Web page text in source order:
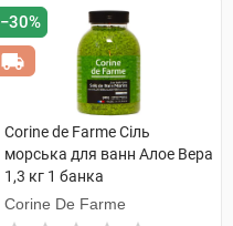
−30%
Corine de Farme Сіль
морська для ванн Алое Вера
1,3 кг 1 банка
Corine De Farme